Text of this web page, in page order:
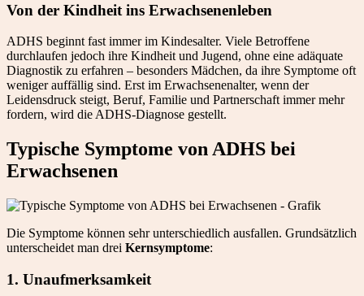
Von der Kindheit ins Erwachsenenleben
ADHS beginnt fast immer im Kindesalter. Viele Betroffene
durchlaufen jedoch ihre Kindheit und Jugend, ohne eine adäquate
Diagnostik zu erfahren – besonders Mädchen, da ihre Symptome oft
weniger auffällig sind. Erst im Erwachsenenalter, wenn der
Leidensdruck steigt, Beruf, Familie und Partnerschaft immer mehr
fordern, wird die ADHS-Diagnose gestellt.
Typische Symptome von ADHS bei
Erwachsenen
Die Symptome können sehr unterschiedlich ausfallen. Grundsätzlich
unterscheidet man drei Kernsymptome:
1. Unaufmerksamkeit